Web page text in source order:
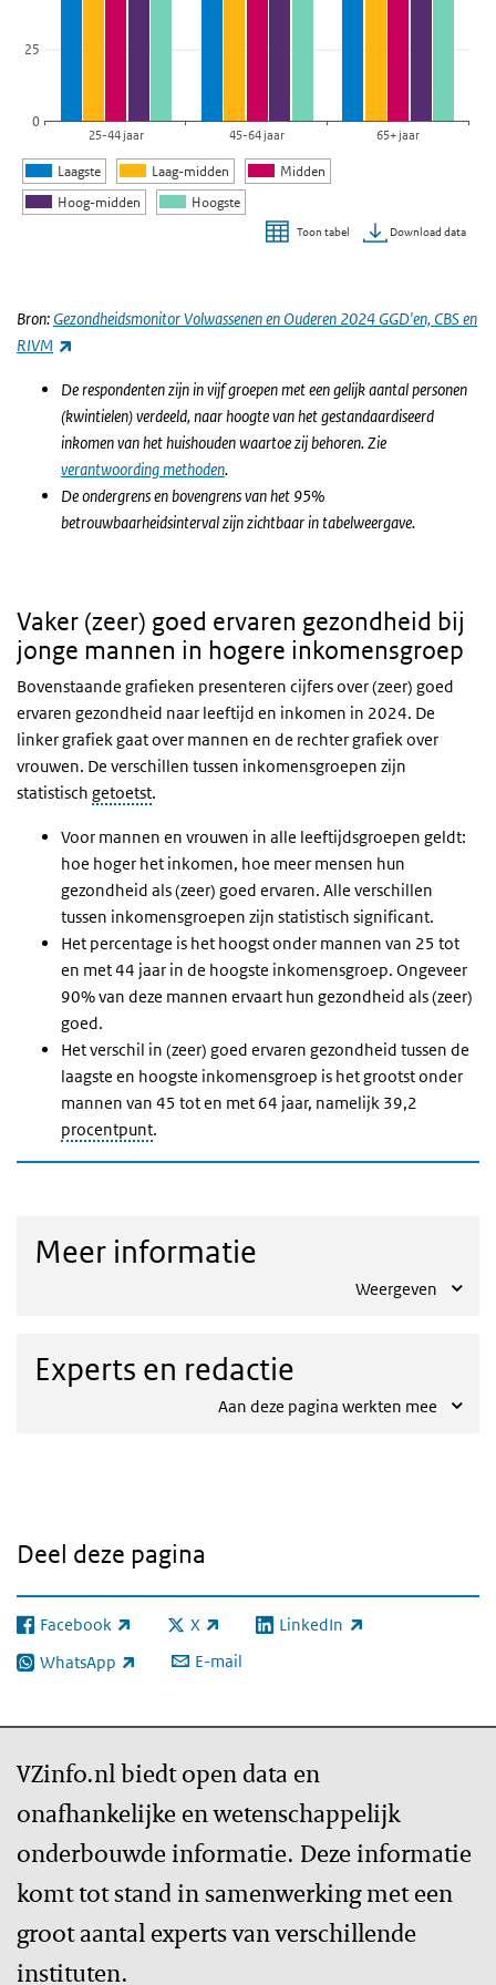
Laagste Laag-midden
Midden
Hoog-midden
Hoogste
0
25
25-44 jaar 45-64 jaar 65+ jaar
Toon tabel Download data
Bron: Gezondheidsmonitor Volwassenen en Ouderen 2024 GGD'en, CBS en
RIVM
De respondenten zijn in vijf groepen met een gelijk aantal personen
(kwintielen) verdeeld, naar hoogte van het gestandaardiseerd
inkomen van het huishouden waartoe zij behoren. Zie
verantwoording methoden.
De ondergrens en bovengrens van het 95%
betrouwbaarheidsinterval zijn zichtbaar in tabelweergave.
Vaker (zeer) goed ervaren gezondheid bij
jonge mannen in hogere inkomensgroep
Bovenstaande grafieken presenteren cijfers over (zeer) goed
ervaren gezondheid naar leeftijd en inkomen in 2024. De
linker grafiek gaat over mannen en de rechter grafiek over
vrouwen. De verschillen tussen inkomensgroepen zijn
statistisch getoetst.
Voor mannen en vrouwen in alle leeftijdsgroepen geldt:
hoe hoger het inkomen, hoe meer mensen hun
gezondheid als (zeer) goed ervaren. Alle verschillen
tussen inkomensgroepen zijn statistisch significant.
Het percentage is het hoogst onder mannen van 25 tot
en met 44 jaar in de hoogste inkomensgroep. Ongeveer
90% van deze mannen ervaart hun gezondheid als (zeer)
goed.
Het verschil in (zeer) goed ervaren gezondheid tussen de
laagste en hoogste inkomensgroep is het grootst onder
mannen van 45 tot en met 64 jaar, namelijk 39,2
procentpunt.
Meer informatie
Weergeven
Experts en redactie
Aan deze pagina werkten mee
Deel deze pagina
Facebook
(externe link) X
(externe link) LinkedIn
(externe link)
WhatsApp
(externe link) E-mail
VZinfo.nl biedt open data en
onafhankelijke en wetenschappelijk
onderbouwde informatie. Deze informatie
komt tot stand in samenwerking met een
groot aantal experts van verschillende
instituten.